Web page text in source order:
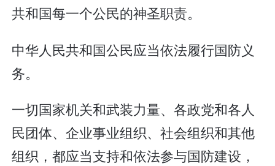
共和国每一个公民的神圣职责。
中华人民共和国公民应当依法履行国防义
务。
一切国家机关和武装力量、各政党和各人
民团体、企业事业组织、社会组织和其他
组织，都应当支持和依法参与国防建设，